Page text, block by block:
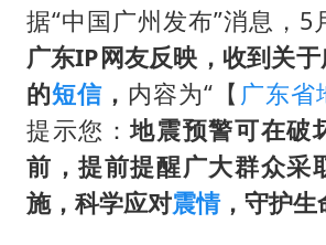
浙江台州《
酒店回应车
梁家辉百花
据“中国广州发布”消息，5
广东IP网友反映，收到关
的短信 ， 内容为“【 广东省
提示您：地震预警可在破
前，提前提醒广大群众采
施，科学应对震情，守护生